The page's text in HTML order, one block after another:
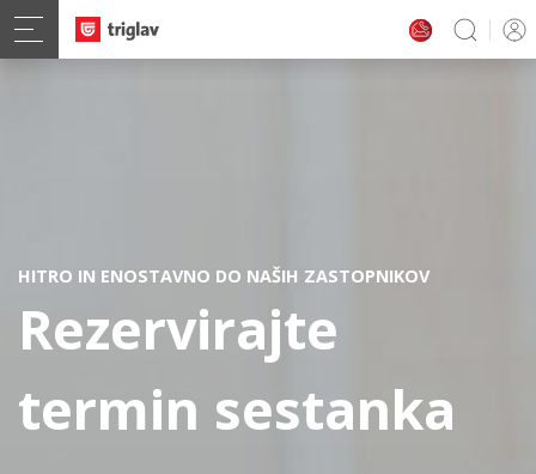
HITRO IN ENOSTAVNO DO NAŠIH ZASTOPNIKOV
Rezervirajte
termin sestanka